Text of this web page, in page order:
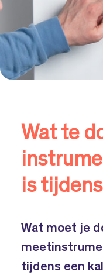
Wat te
is
Wat moet je
tijdens een